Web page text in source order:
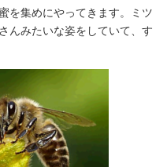
を集めにやってきます。ミツ
んみたいな姿をしていて、す